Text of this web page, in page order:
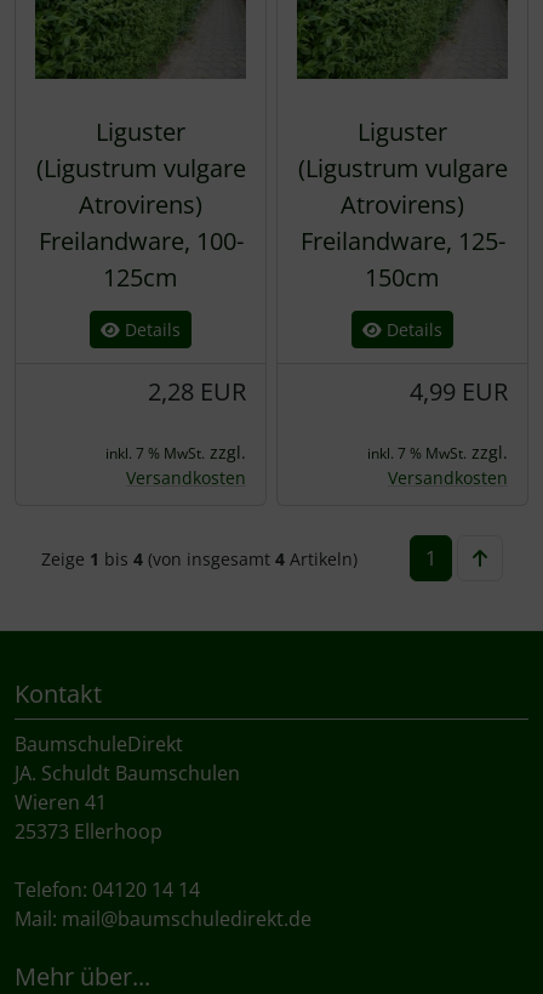
Liguster
(Ligustrum vulgare
Atrovirens)
Freilandware, 100-
125cm
Details
2,28 EUR
inkl. 7 % MwSt. zzgl.
Versandkosten
Liguster
(Ligustrum vulgare
Atrovirens)
Freilandware, 125-
150cm
Details
4,99 EUR
inkl. 7 % MwSt. zzgl.
Versandkosten
Zeige 1 bis 4(von insgesamt 4Artikeln) 1
Kontakt
BaumschuleDirekt
JA. Schuldt Baumschulen
Wieren 41
25373 Ellerhoop
Telefon: 04120 14 14
Mail: mail@baumschuledirekt.de
Mehr über...